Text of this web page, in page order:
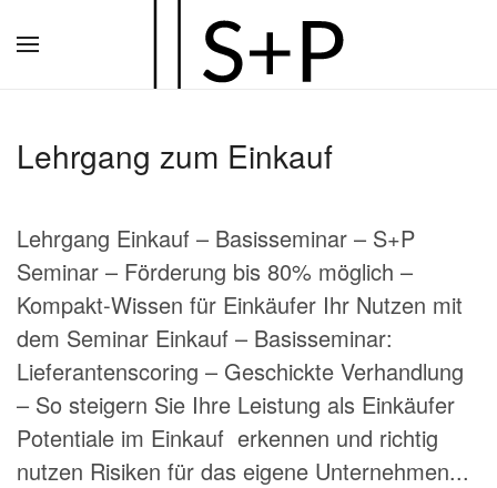
Hauptinhalt
Lehrgang zum Einkauf
Lehrgang Einkauf – Basisseminar – S+P
Seminar – Förderung bis 80% möglich –
Kompakt-Wissen für Einkäufer Ihr Nutzen mit
dem Seminar Einkauf – Basisseminar:
Lieferantenscoring – Geschickte Verhandlung
– So steigern Sie Ihre Leistung als Einkäufer
Potentiale im Einkauf erkennen und richtig
nutzen Risiken für das eigene Unternehmen...